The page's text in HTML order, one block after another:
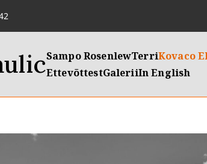
Sampo RosenlewTerriKovaco
EttevõttestGaleriiIn English